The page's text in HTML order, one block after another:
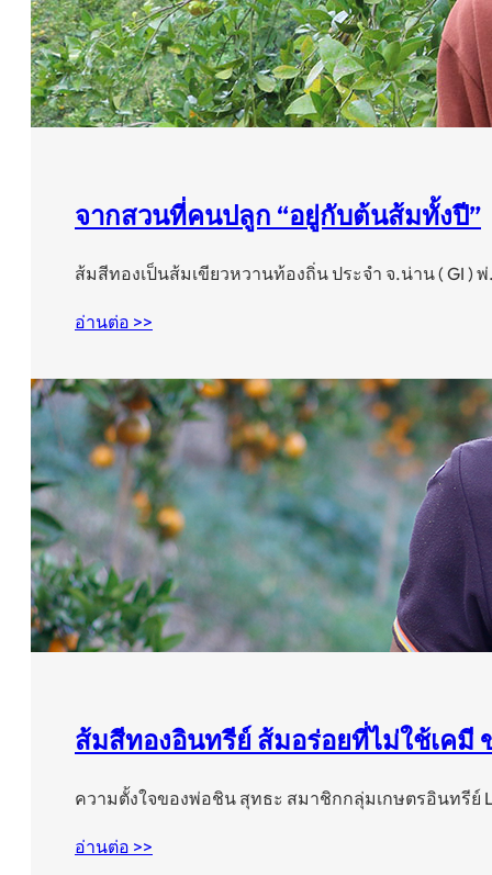
จากสวนที่คนปลูก “อยู่กับต้นส้มทั้งปี”
ส้มสีทองเป็นส้มเขียวหวานท้องถิ่น ประจำ จ.น่าน ( GI )
อ่านต่อ >>
ส้มสีทองอินทรีย์ ส้มอร่อยที่ไม่ใช้เคมี
ความตั้งใจของพ่อชิน สุทธะ สมาชิกกลุ่มเกษตรอินทรีย์
อ่านต่อ >>